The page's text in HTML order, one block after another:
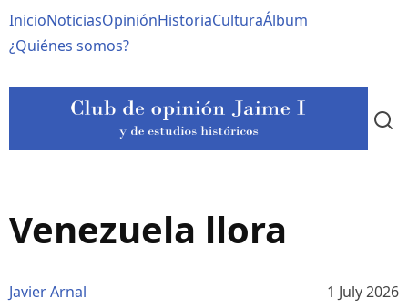
al
contenido
Navegación
principal
InicioNoticiasOpiniónHistoriaCulturaÁlbum
¿Quiénes somos?
Venezuela llora
Javier Arnal 1 July 2026